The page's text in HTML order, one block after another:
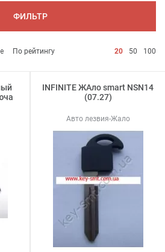
ФИЛЬТР
По рейтингу 20 50 100
INFINITE ЖАло smart NSN14
(07.27)
Авто лезвия-Жало